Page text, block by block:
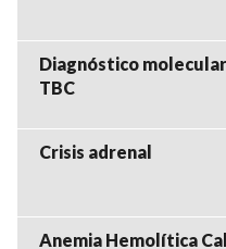
Diagnóstico
TBC
Crisis adrenal
Anemia Hemolítica